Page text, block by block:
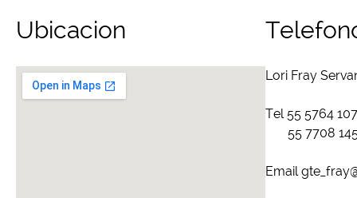
Ubicacion
Lori Fray
Tel 55 5764
55 7708
Email